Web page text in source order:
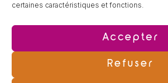
certaines caractéristiques et fonctions.
Accepter
Refuser